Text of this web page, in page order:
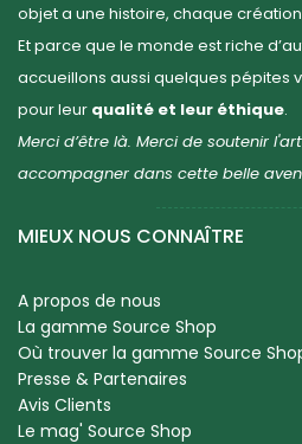
objet a une histoire, chaque
Et parce que le monde est riche
accueillons aussi quelques pépites
pour leur qualité et leur éthique.
Merci d’être là. Merci de soutenir
accompagner dans cette belle
MIEUX NOUS CONNAÎTRE
A propos de nous
La gamme Source Shop
Où trouver la gamme Source
Presse & Partenaires
Avis Clients
Le mag' Source Shop